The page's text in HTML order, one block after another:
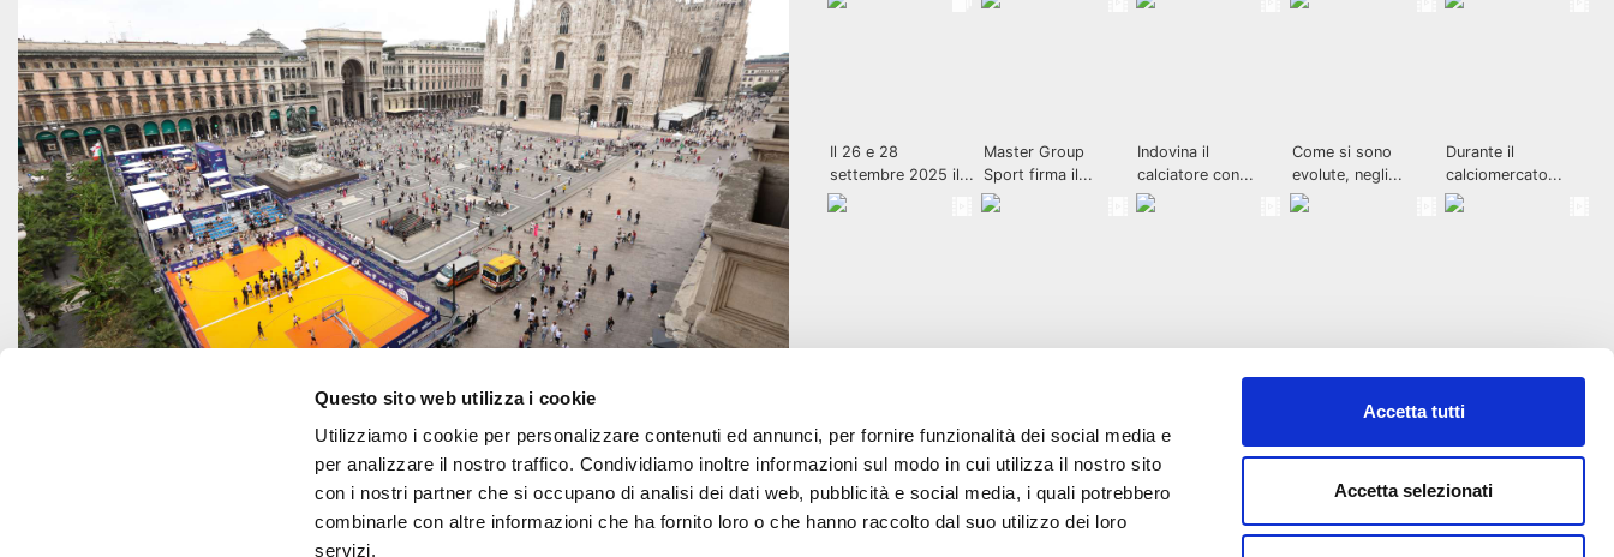
Questo sito web utilizza i cookie
Utilizziamo i cookie per personalizzare contenuti ed annunci, per fornire funzionalità dei social media e
per analizzare il nostro traffico. Condividiamo inoltre informazioni sul modo in cui utilizza il nostro sito
con i nostri partner che si occupano di analisi dei dati web, pubblicità e social media, i quali potrebbero
combinarle con altre informazioni che ha fornito loro o che hanno raccolto dal suo utilizzo dei loro
servizi.
Accetta tutti
Accetta selezionati
Master Group Sport S.r.l. P.I. 12785760153